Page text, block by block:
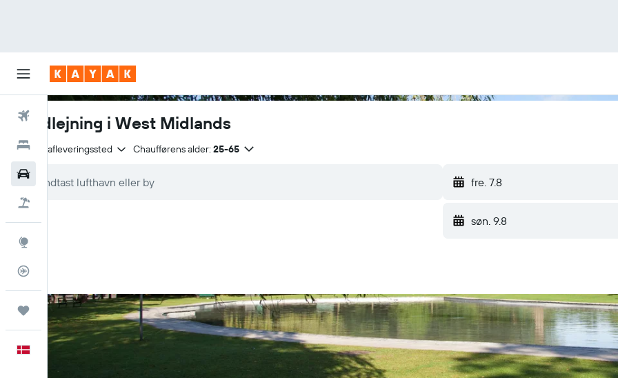
Fly
Hotel
Trips
Dansk
Biludlejning i West Midlands
Samme afleveringssted Chaufførens alder: 25-65
fre. 7.8
søn. 9.8